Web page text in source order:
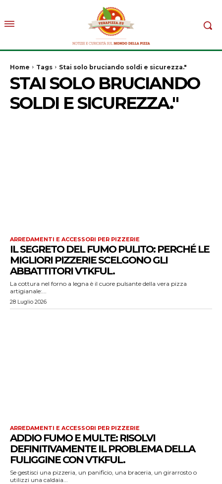
Home Tags Stai solo bruciando soldi e sicurezza."
STAI SOLO BRUCIANDO
SOLDI E SICUREZZA."
ARREDAMENTI E ACCESSORI PER PIZZERIE
IL SEGRETO DEL FUMO PULITO: PERCHÉ LE
MIGLIORI PIZZERIE SCELGONO GLI
ABBATTITORI VTKFUL.
La cottura nel forno a legna è il cuore pulsante della vera pizza
artigianale:...
28 Luglio 2026
ARREDAMENTI E ACCESSORI PER PIZZERIE
ADDIO FUMO E MULTE: RISOLVI
DEFINITIVAMENTE IL PROBLEMA DELLA
FULIGGINE CON VTKFUL.
Se gestisci una pizzeria, un panificio, una braceria, un girarrosto o
utilizzi una caldaia...